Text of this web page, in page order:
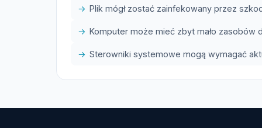
Plik mógł zostać zainfekowany przez
Komputer może mieć zbyt mało zasobów
Sterowniki systemowe mogą wymagać